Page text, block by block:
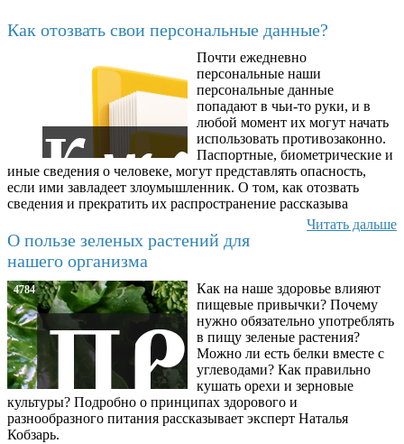
Как отозвать свои персональные данные?
Почти ежедневно
персональные наши
персональные данные
попадают в чьи-то руки, и в
любой момент их могут начать
использовать противозаконно.
Паспортные, биометрические и
иные сведения о человеке, могут представлять опасность,
если ими завладеет злоумышленник. О том, как отозвать
сведения и прекратить их распространение рассказыва
Читать дальше
О пользе зеленых растений для
нашего организма
4784
Как на наше здоровье влияют
пищевые привычки? Почему
нужно обязательно употреблять
в пищу зеленые растения?
Можно ли есть белки вместе с
углеводами? Как правильно
кушать орехи и зерновые
культуры? Подробно о принципах здорового и
разнообразного питания рассказывает эксперт Наталья
Кобзарь.